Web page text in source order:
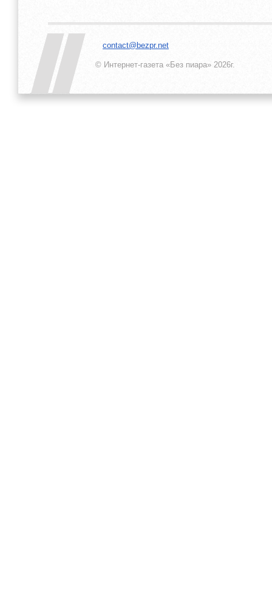
contact@bezpr.net
© Интернет-газета «Без пиара» 2026г.